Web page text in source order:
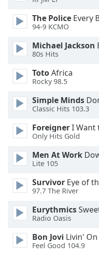
dialog
Escape
close
window.
Color
Background
Color
Opacity
The Police Every
94-9 KCMO
Michael Jackson
80s Hits
TotoAfrica
Rocky 98.5
Simple Minds
Classic Hits 103.3
ForeignerI Want
Only Hits Gold
Men At Work
Lite 105
Survivor Eye of
97.7 The River
Eurythmics
Radio Oasis
Bon Jovi Livin'
Feel Good 104.9